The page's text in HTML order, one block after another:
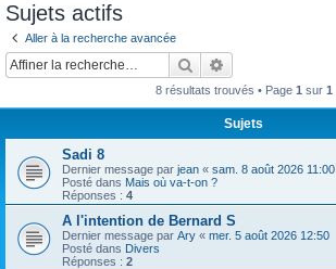
Sujets actifs
Aller à la recherche avancée
Rechercher
8 résultats trouvés • Page 1 sur 1
Sujets
Sadi 8
Dernier message par jean « sam. 8 août 2026 11:00
Posté dans Mais où va-t-on ?
Réponses : 4
A l'intention de Bernard S
Dernier message par Ary « mer. 5 août 2026 12:50
Posté dans Divers
Réponses : 2